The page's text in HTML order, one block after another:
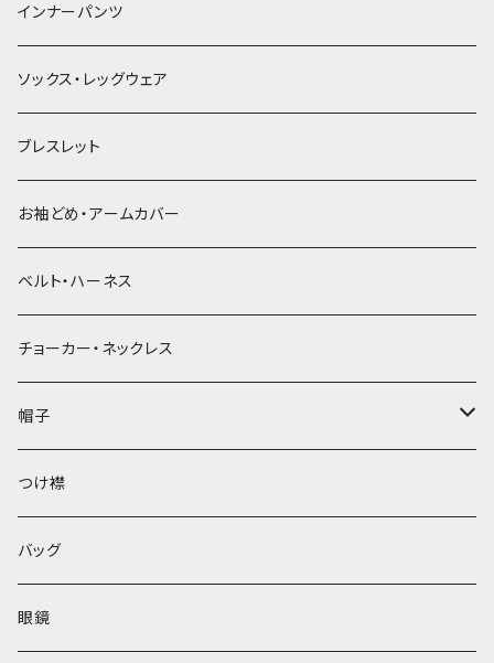
簪
インナーパンツ
ソックス・レッグウェア
ブレスレット
お袖どめ・アームカバー
ベルト・ハーネス
チョーカー・ネックレス
帽子
ベレー帽
つけ襟
バッグ
眼鏡